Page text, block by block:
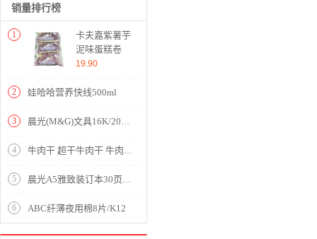
销量排行榜
1
卡夫嘉紫薯芋
泥味蛋糕卷
365g
19.90
2 娃哈哈营养快线500ml
3 晨光(M&G)文具16K/20页横线学生作业本 信稿纸信纸 心灵旅程系列草稿纸记事笔记本子 3本装APYKE263
4 牛肉干 超干牛肉干 牛肉干麻辣休闲零食肉干熟食 麻辣味
5 晨光A5雅致装订本30页MPYJV550
6 ABC纤薄夜用棉8片/K12